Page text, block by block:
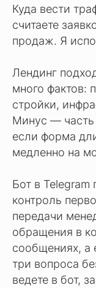
Куда вести
считаете
продаж. Я
Лендинг
много фактов:
стройки,
Минус — часть
если форма
медленно на
Бот в Telegram
контроль
передачи
обращения в
сообщениях, а
три вопроса
ведете в бот,